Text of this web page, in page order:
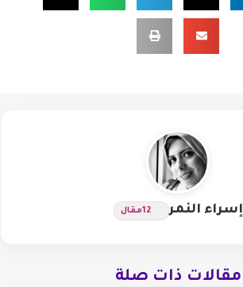
إسراء النمر 12مقال
مقالات ذات صلة